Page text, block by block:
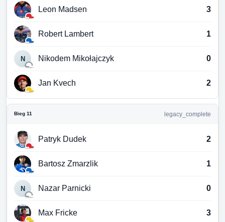
Leon Madsen 3
Robert Lambert 1
N Nikodem Mikołajczyk 0
Jan Kvech 2
Bieg 11 legacy_complete
Patryk Dudek 2
Bartosz Zmarzlik 1
N Nazar Parnicki 0
Max Fricke 3